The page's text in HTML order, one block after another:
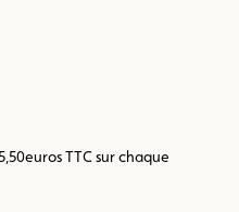
TTC sur chaque